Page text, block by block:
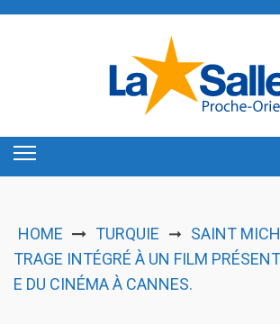
HOME TURQUIE ➞ SAINT
TRAGE INTÉGRÉ À UN FILM
E DU CINÉMA À CANNES.